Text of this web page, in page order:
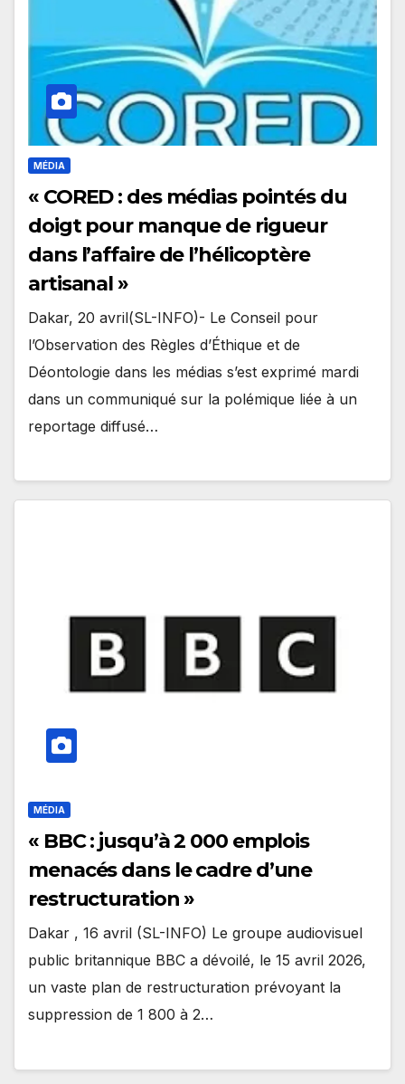
MÉDIA
« CORED : des médias pointés du
doigt pour manque de rigueur
dans l’affaire de l’hélicoptère
artisanal »
Dakar, 20 avril(SL-INFO)- Le Conseil pour
l’Observation des Règles d’Éthique et de
Déontologie dans les médias s’est exprimé mardi
dans un communiqué sur la polémique liée à un
reportage diffusé…
MÉDIA
« BBC : jusqu’à 2 000 emplois
menacés dans le cadre d’une
restructuration »
Dakar , 16 avril (SL-INFO) Le groupe audiovisuel
public britannique BBC a dévoilé, le 15 avril 2026,
un vaste plan de restructuration prévoyant la
suppression de 1 800 à 2…